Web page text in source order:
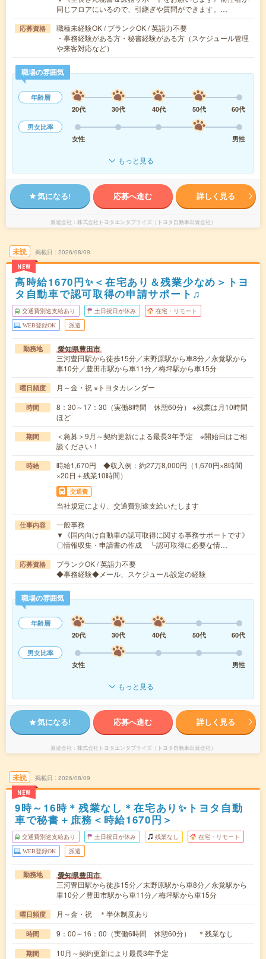
同じフロアにいるので、引継ぎや質問ができます。…
応募資格
職種未経験OK / ブランクOK / 英語力不要
・事務経験がある方・秘書経験がある方（スケジュール管理
や来客対応など）
職場の雰囲気
年齢層
20代
30代 40代 50代
60代
男女比率
女性
男性
もっと見る
気になる! 応募へ進む 詳しく見る
派遣会社 株式会社トヨタエンタプライズ（トヨタ自動車出資会社）
未読
NEW
掲載日 2026/08/09
高時給1670円✨＜在宅あり＆残業少なめ＞トヨ
タ自動車で認可取得の申請サポート♫
交通費別途支給あり 土日祝日が休み 在宅・リモート
WEB登録OK 派遣
勤務地 愛知県豊田市
三河豊田駅から徒歩15分／末野原駅から車8分／永覚駅から
車10分／豊田市駅から車11分／梅坪駅から車15分
曜日頻度 月～金・祝 ※トヨタカレンダー
時間
8：30～17：30（実働8時間 休憩60分） ※残業は月10時間
ほど
期間
＜急募＞9月～契約更新による最長3年予定 ※開始日はご相
談ください！
時給
時給1,670円 ◆収入例：約27万8,000円（1,670円×8時間
×20日＋残業10時間）
交通費
当社規定により、交通費別途支給いたします
仕事内容
一般事務
▼《国内向け自動車の認可取得に関する事務サポートです》
〇情報収集・申請書の作成 ┗認可取得に必要な情…
応募資格
ブランクOK / 英語力不要
◆事務経験◆メール、スケジュール設定の経験
職場の雰囲気
年齢層
20代
30代 40代 50代
60代
男女比率
女性
男性
もっと見る
気になる! 応募へ進む 詳しく見る
派遣会社 株式会社トヨタエンタプライズ（トヨタ自動車出資会社）
未読
NEW
掲載日 2026/08/09
9時～16時＊残業なし＊在宅あり✨トヨタ自動
車で秘書＋庶務＜時給1670円＞
交通費別途支給あり 土日祝日が休み 残業なし 在宅・リモート
WEB登録OK 派遣
勤務地 愛知県豊田市
三河豊田駅から徒歩15分／末野原駅から車8分／永覚駅から
車10分／豊田市駅から車11分／梅坪駅から車15分
曜日頻度 月～金・祝 ＊半休制度あり
時間 9：00～16：00（実働6時間 休憩60分） ＊残業なし
期間 10月～契約更新により最長3年予定